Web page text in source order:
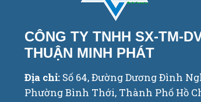
CÔNG TY TNHH SX-TM-
THUẬN MINH PHÁT
Địa chỉ: Số 64, Đường Dương Đình
Phường Bình Thới, Thành Phố Hồ